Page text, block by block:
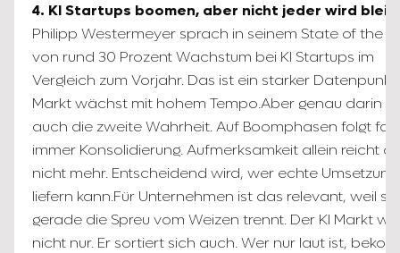
4. KI Startups boomen, aber nicht jeder wird
Philipp Westermeyer sprach in seinem State of the
von rund 30 Prozent Wachstum bei KI Startups im
Vergleich zum Vorjahr. Das ist ein starker
Markt wächst mit hohem Tempo.Aber genau darin
auch die zweite Wahrheit. Auf Boomphasen folgt
immer Konsolidierung. Aufmerksamkeit allein reicht
nicht mehr. Entscheidend wird, wer echte Umsetzung
liefern kann.Für Unternehmen ist das relevant, weil
gerade die Spreu vom Weizen trennt. Der KI Markt
nicht nur. Er sortiert sich auch. Wer nur laut ist,